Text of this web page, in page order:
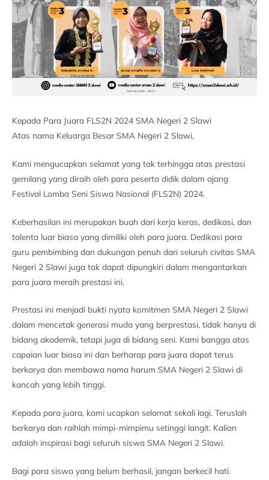
Kepada Para Juara FLS2N 2024 SMA Negeri 2 Slawi
Atas nama Keluarga Besar SMA Negeri 2 Slawi,
Kami mengucapkan selamat yang tak terhingga atas prestasi
gemilang yang diraih oleh para peserta didik dalam ajang
Festival Lomba Seni Siswa Nasional (FLS2N) 2024.
Keberhasilan ini merupakan buah dari kerja keras, dedikasi, dan
talenta luar biasa yang dimiliki oleh para juara. Dedikasi para
guru pembimbing dan dukungan penuh dari seluruh civitas SMA
Negeri 2 Slawi juga tak dapat dipungkiri dalam mengantarkan
para juara meraih prestasi ini.
Prestasi ini menjadi bukti nyata komitmen SMA Negeri 2 Slawi
dalam mencetak generasi muda yang berprestasi, tidak hanya di
bidang akademik, tetapi juga di bidang seni. Kami bangga atas
capaian luar biasa ini dan berharap para juara dapat terus
berkarya dan membawa nama harum SMA Negeri 2 Slawi di
kancah yang lebih tinggi.
Kepada para juara, kami ucapkan selamat sekali lagi. Teruslah
berkarya dan raihlah mimpi-mimpimu setinggi langit. Kalian
adalah inspirasi bagi seluruh siswa SMA Negeri 2 Slawi.
Bagi para siswa yang belum berhasil, jangan berkecil hati.